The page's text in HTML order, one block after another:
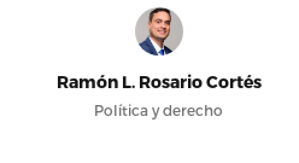
Ramón L. Rosario Cortés
Política y derecho